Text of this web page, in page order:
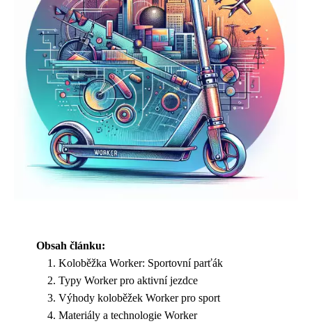
Obsah článku:
Koloběžka Worker: Sportovní parťák
Typy Worker pro aktivní jezdce
Výhody koloběžek Worker pro sport
Materiály a technologie Worker